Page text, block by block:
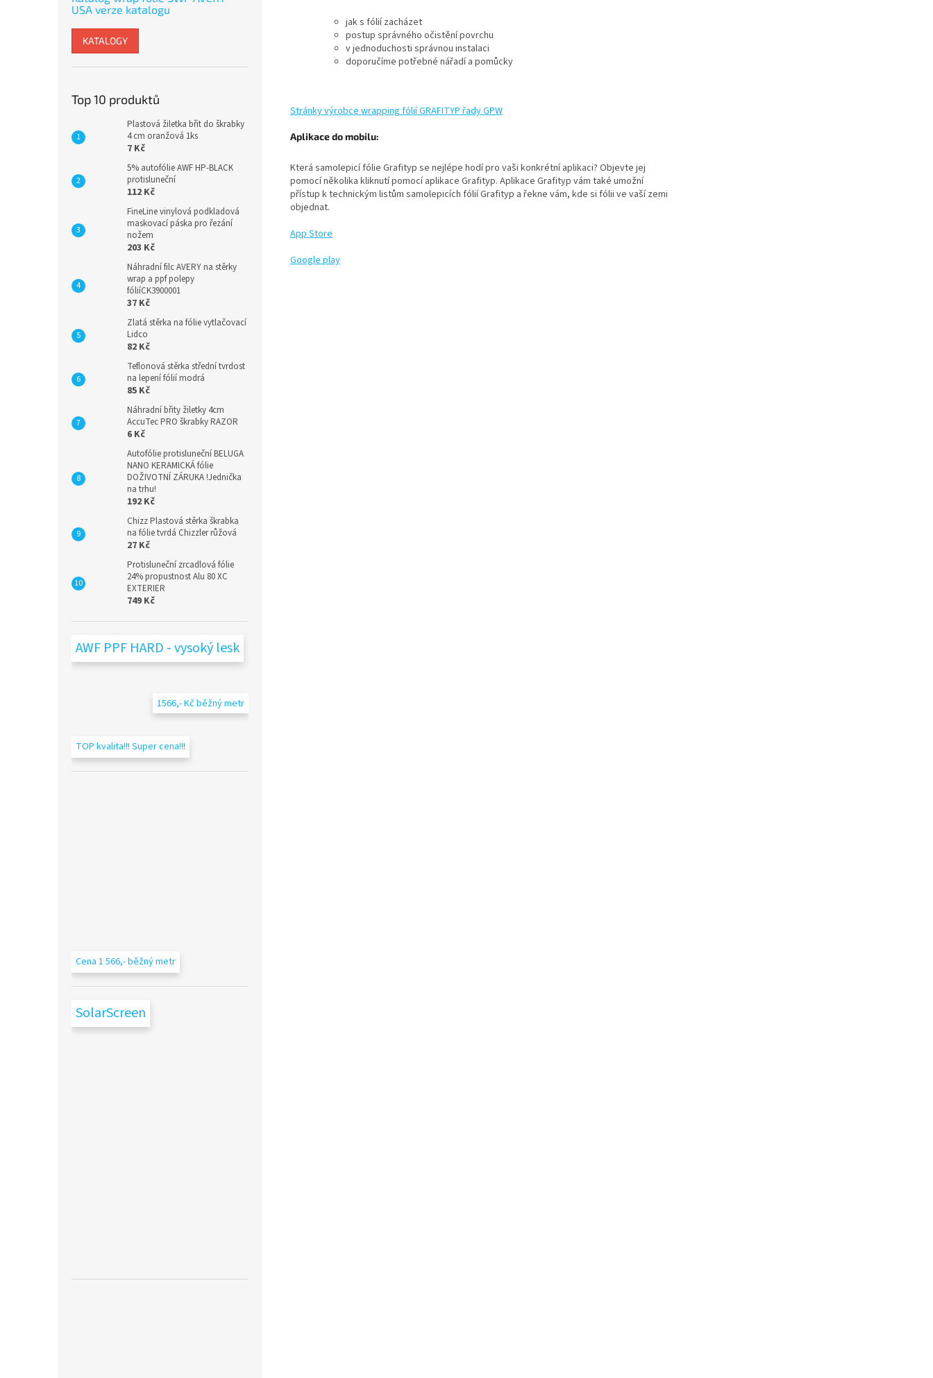
USA verze katalogu
KATALOGY
Top 10 produktů
Plastová žiletka břit do škrabky
4 cm oranžová 1ks
7 Kč
5% autofólie AWF HP-BLACK
protisluneční
112 Kč
FineLine vinylová podkladová
maskovací páska pro řezání
nožem
203 Kč
Náhradní filc AVERY na stěrky
wrap a ppf polepy
fóliíCK3900001
37 Kč
Zlatá stěrka na fólie vytlačovací
Lidco
82 Kč
Teflonová stěrka střední tvrdost
na lepení fólií modrá
85 Kč
Náhradní břity žiletky 4cm
AccuTec PRO škrabky RAZOR
6 Kč
Autofólie protisluneční BELUGA
NANO KERAMICKÁ fólie
DOŽIVOTNÍ ZÁRUKA !Jednička
na trhu!
192 Kč
Chizz Plastová stěrka škrabka
na fólie tvrdá Chizzler růžová
27 Kč
Protisluneční zrcadlová fólie
24% propustnost Alu 80 XC
EXTERIER
749 Kč
AWF PPF HARD - vysoký lesk
TOP kvalita!!! Super cena!!!
1566,- Kč běžný metr
Cena 1 566,- běžný metr
SolarScreen
jak s fólií zacházet
postup správného očistění povrchu
v jednoduchosti správnou instalaci
doporučíme potřebné nářadí a pomůcky
Stránky výrobce wrapping fólií GRAFITYP řady GPW
Aplikace do mobilu:
Která samolepicí fólie Grafityp se nejlépe hodí pro vaši konkrétní aplikaci? Objevte jej
pomocí několika kliknutí pomocí aplikace Grafityp. Aplikace Grafityp vám také umožní
přístup k technickým listům samolepicích fólií Grafityp a řekne vám, kde si fólii ve vaší zemi
objednat.
App Store
Google play